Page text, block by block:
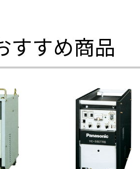
すすめ商品